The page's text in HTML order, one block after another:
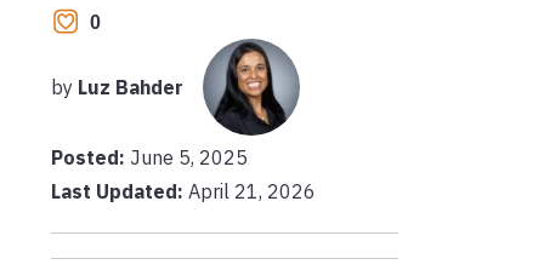
0
by Luz Bahder
Posted: June 5, 2025
Last Updated: April 21, 2026